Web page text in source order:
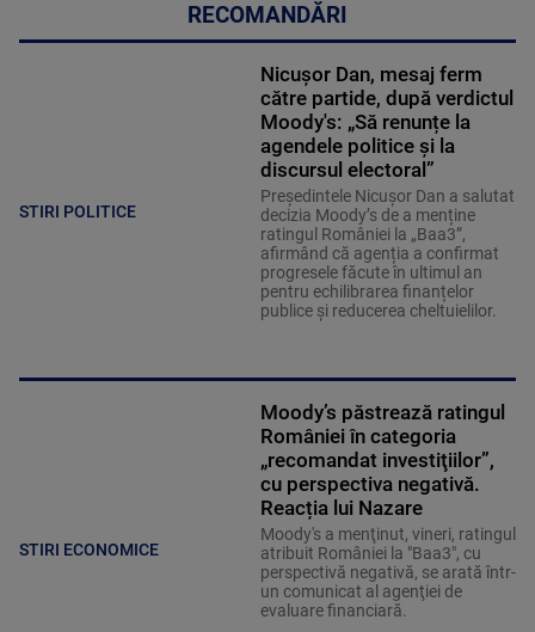
RECOMANDĂRI
STIRI POLITICE
Nicușor Dan, mesaj ferm
către partide, după verdictul
Moody's: „Să renunțe la
agendele politice şi la
discursul electoral”
Președintele Nicușor Dan a salutat
decizia Moody’s de a menține
ratingul României la „Baa3”,
afirmând că agenția a confirmat
progresele făcute în ultimul an
pentru echilibrarea finanțelor
publice și reducerea cheltuielilor.
STIRI ECONOMICE
Moody’s păstrează ratingul
României în categoria
„recomandat investiţiilor”,
cu perspectiva negativă.
Reacția lui Nazare
Moody's a menţinut, vineri, ratingul
atribuit României la "Baa3", cu
perspectivă negativă, se arată într-
un comunicat al agenţiei de
evaluare financiară.